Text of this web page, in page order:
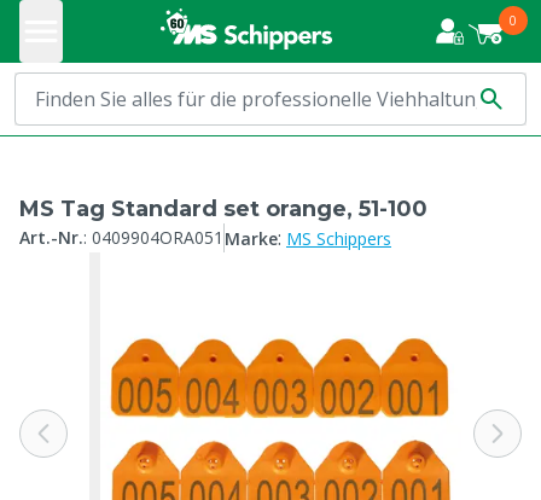
0
MS Tag Standard set orange, 51-100
Art.-Nr.: 0409904ORA051 Marke: MS Schippers